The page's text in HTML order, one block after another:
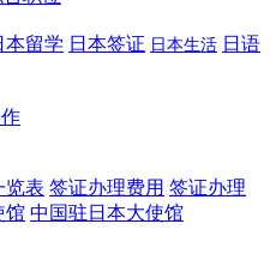
本留学 日本签证 日本生活 日语
览表 签证办理费用 签证办理
馆 中国驻日本大使馆